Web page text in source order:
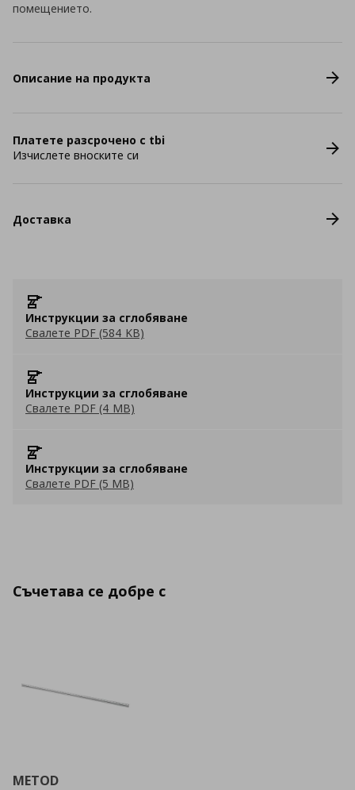
помещението.
Описание на продукта
Платете разсрочено с tbi
Изчислете вноските си
Доставка
Инструкции за сглобяване
Свалете PDF (584 KB)
Инструкции за сглобяване
Свалете PDF (4 MB)
Инструкции за сглобяване
Свалете PDF (5 MB)
Съчетава се добре с
METOD